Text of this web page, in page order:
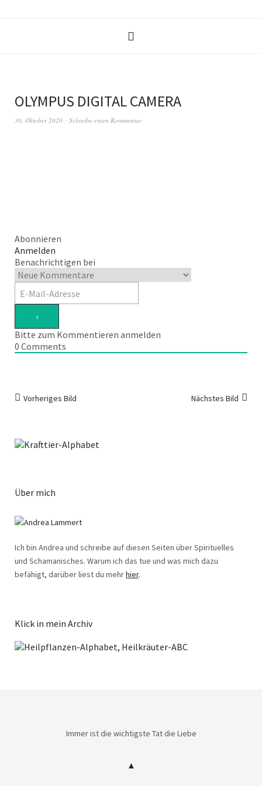
OLYMPUS DIGITAL CAMERA
30. Oktober 2020 Schreibe einen Kommentar
Abonnieren
Anmelden
Benachrichtigen bei
Bitte zum Kommentieren anmelden
0 Comments
Nächstes Bild
Vorheriges Bild
Über mich
Ich bin Andrea und schreibe auf diesen Seiten über Spirituelles
und Schamanisches. Warum ich das tue und was mich dazu
befähigt, darüber liest du mehrhier.
Klick in mein Archiv
Immer ist die wichtigste Tat die Liebe